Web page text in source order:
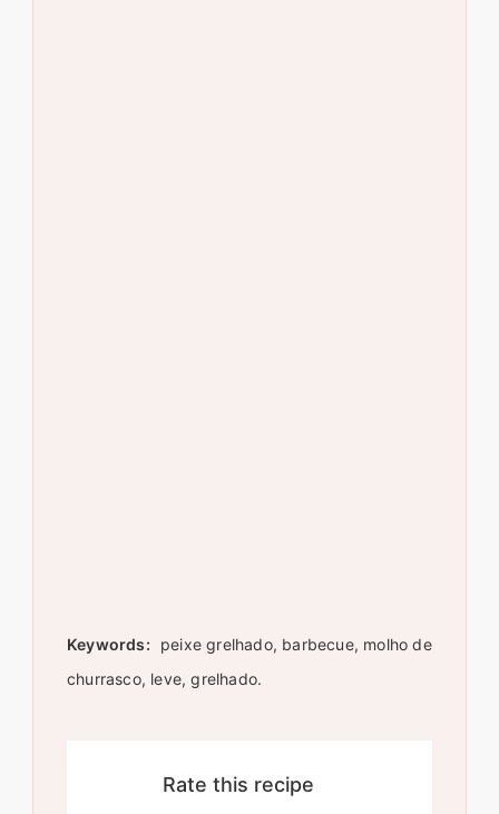
Keywords:
peixe grelhado, barbecue, molho de
churrasco, leve, grelhado.
Rate this recipe